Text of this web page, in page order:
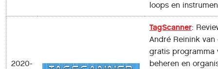
loops en
2020-
TagScanner:
André Reinink
gratis programma
beheren en